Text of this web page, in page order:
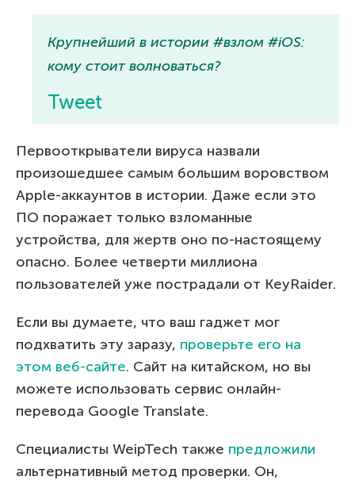
Крупнейший в истории #взлом #iOS:
кому стоит волноваться?
Tweet
Первооткрыватели вируса назвали
произошедшее самым большим воровством
Apple-аккаунтов в истории. Даже если это
ПО поражает только взломанные
устройства, для жертв оно по-настоящему
опасно. Более четверти миллиона
пользователей уже пострадали от KeyRaider.
Если вы думаете, что ваш гаджет мог
подхватить эту заразу, проверьте его на
этом веб-сайте. Сайт на китайском, но вы
можете использовать сервис онлайн-
перевода Google Translate.
Специалисты WeipTech также предложили
альтернативный метод проверки. Он,